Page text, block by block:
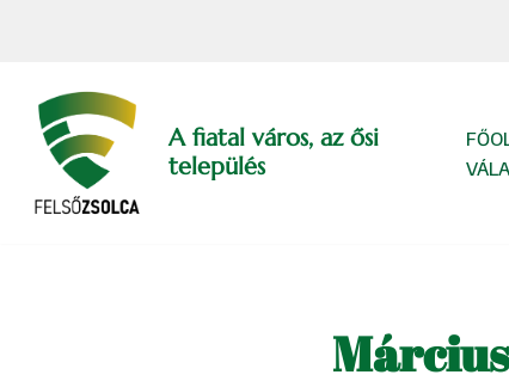
content
A fiatal város, az ősi
település